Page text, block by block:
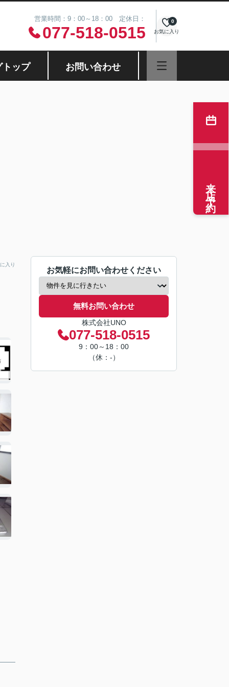
営業時間：9：00～18：00 定休日：
077-518-0515 お気に入り
0
トップ お問い合わせ
入り
お気軽にお問い合わせください
無料お問い合わせ
株式会社UNO
077-518-0515
9：00～18：00
（休：-）
来店予約